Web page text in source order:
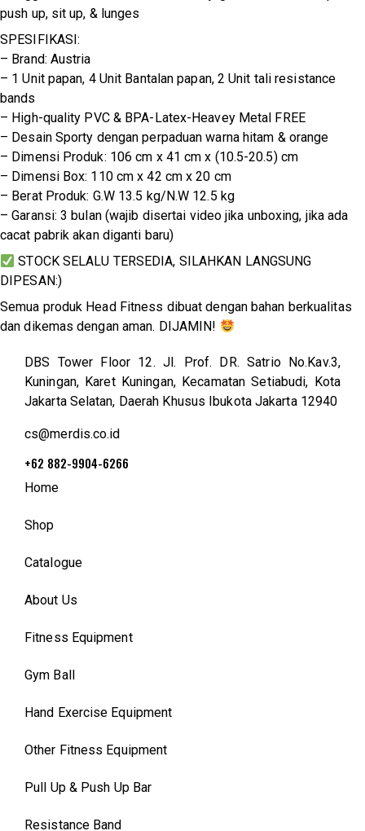
push up, sit up, & lunges
SPESIFIKASI:
– Brand: Austria
– 1 Unit papan, 4 Unit Bantalan papan, 2 Unit tali resistance
bands
– High-quality PVC & BPA-Latex-Heavey Metal FREE
– Desain Sporty dengan perpaduan warna hitam & orange
– Dimensi Produk: 106 cm x 41 cm x (10.5-20.5) cm
– Dimensi Box: 110 cm x 42 cm x 20 cm
– Berat Produk: G.W 13.5 kg/N.W 12.5 kg
– Garansi: 3 bulan (wajib disertai video jika unboxing, jika ada
cacat pabrik akan diganti baru)
STOCK SELALU TERSEDIA, SILAHKAN LANGSUNG
DIPESAN:)
Semua produk Head Fitness dibuat dengan bahan berkualitas
dan dikemas dengan aman. DIJAMIN!
DBS Tower Floor 12. Jl. Prof. DR. Satrio No.Kav.3,
Kuningan, Karet Kuningan, Kecamatan Setiabudi, Kota
Jakarta Selatan, Daerah Khusus Ibukota Jakarta 12940
cs@merdis.co.id
+62 882-9904-6266
Home
Shop
Catalogue
About Us
Fitness Equipment
Gym Ball
Hand Exercise Equipment
Other Fitness Equipment
Pull Up & Push Up Bar
Resistance Band